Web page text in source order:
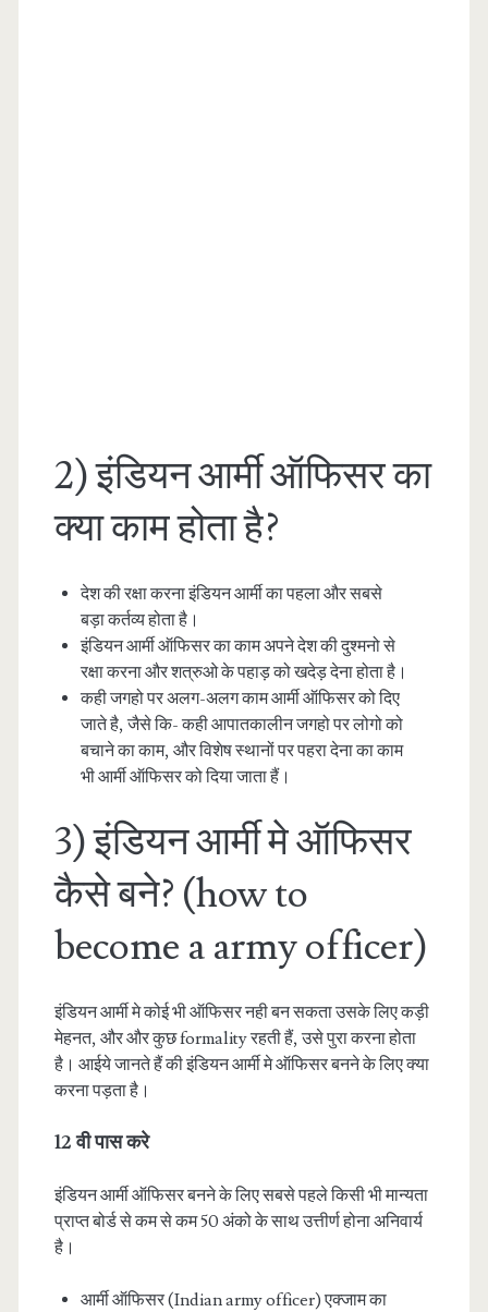
2) इंडियन आर्मी ऑफिसर का
क्या काम होता है?
देश की रक्षा करना इंडियन आर्मी का पहला और सबसे
बड़ा कर्तव्य होता है।
इंडियन आर्मी ऑफिसर का काम अपने देश की दुश्मनो से
रक्षा करना और शत्रुओ के पहाड़ को खदेड़ देना होता है।
कही जगहो पर अलग-अलग काम आर्मी ऑफिसर को दिए
जाते है, जैसे कि- कही आपातकालीन जगहो पर लोगो को
बचाने का काम, और विशेष स्थानों पर पहरा देना का काम
भी आर्मी ऑफिसर को दिया जाता हैं।
3) इंडियन आर्मी मे ऑफिसर
कैसे बने? (how to
become a army officer)
इंडियन आर्मी मे कोई भी ऑफिसर नही बन सकता उसके लिए कड़ी
मेहनत, और और कुछ formality रहती हैं, उसे पुरा करना होता
है। आईये जानते हैं की इंडियन आर्मी मे ऑफिसर बनने के लिए क्या
करना पड़ता है।
12 वी पास करे
इंडियन आर्मी ऑफिसर बनने के लिए सबसे पहले किसी भी मान्यता
प्राप्त बोर्ड से कम से कम 50 अंको के साथ उत्तीर्ण होना अनिवार्य
है।
आर्मी ऑफिसर (Indian army officer) एक्जाम का